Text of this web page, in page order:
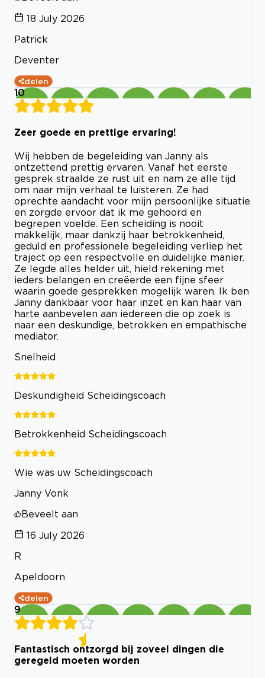
18 July 2026
Patrick
Deventer
delen
10
Zeer goede en prettige ervaring!
Wij hebben de begeleiding van Janny als
ontzettend prettig ervaren. Vanaf het eerste
gesprek straalde ze rust uit en nam ze alle tijd
om naar mijn verhaal te luisteren. Ze had
oprechte aandacht voor mijn persoonlijke situatie
en zorgde ervoor dat ik me gehoord en
begrepen voelde. Een scheiding is nooit
makkelijk, maar dankzij haar betrokkenheid,
geduld en professionele begeleiding verliep het
traject op een respectvolle en duidelijke manier.
Ze legde alles helder uit, hield rekening met
ieders belangen en creëerde een fijne sfeer
waarin goede gesprekken mogelijk waren. Ik ben
Janny dankbaar voor haar inzet en kan haar van
harte aanbevelen aan iedereen die op zoek is
naar een deskundige, betrokken en empathische
mediator.
Snelheid
Deskundigheid Scheidingscoach
Betrokkenheid Scheidingscoach
Wie was uw Scheidingscoach
Janny Vonk
Beveelt aan
16 July 2026
R
Apeldoorn
delen
9
Fantastisch ontzorgd bij zoveel dingen die
geregeld moeten worden